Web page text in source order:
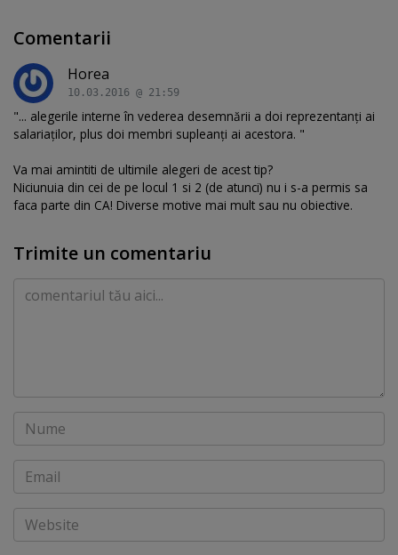
Comentarii
Horea
10.03.2016 @ 21:59
"... alegerile interne în vederea desemnării a doi reprezentanţi ai
salariaţilor, plus doi membri supleanţi ai acestora. "
Va mai amintiti de ultimile alegeri de acest tip?
Niciunuia din cei de pe locul 1 si 2 (de atunci) nu i s-a permis sa
faca parte din CA! Diverse motive mai mult sau nu obiective.
Trimite un comentariu
Comentariu
Nume
Email
Website